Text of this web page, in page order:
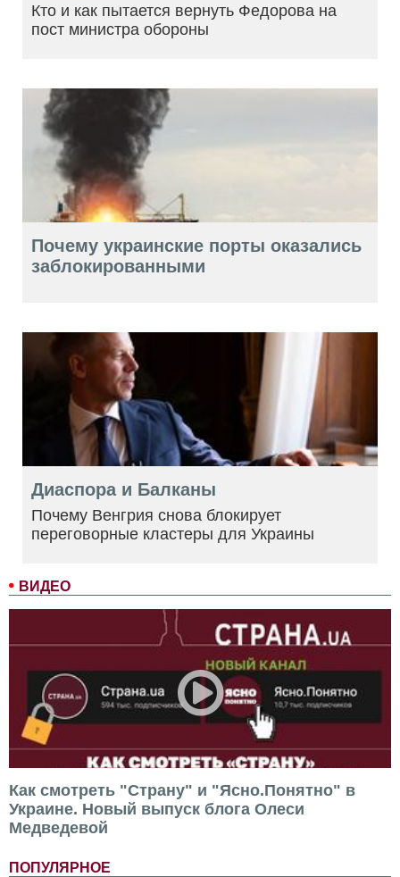
ВИДЕО
Как смотреть "Страну" и "Ясно.Понятно" в
Украине. Новый выпуск блога Олеси
Медведевой
ПОПУЛЯРНОЕ
Кто и как пытается вернуть Федорова на
пост министра обороны
Почему украинские порты оказались
заблокированными
Диаспора и Балканы
Почему Венгрия снова блокирует
переговорные кластеры для Украины